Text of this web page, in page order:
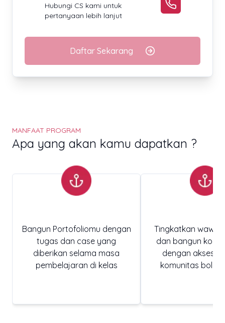
Hubungi CS kami untuk
pertanyaan lebih lanjut
Daftar Sekarang
MANFAAT PROGRAM
Apa yang akan kamu dapatkan ?
Bangun Portofoliomu dengan
tugas dan case yang
diberikan selama masa
pembelajaran di kelas
Tingkatkan
dan bangun
dengan akses
komunitas boleh